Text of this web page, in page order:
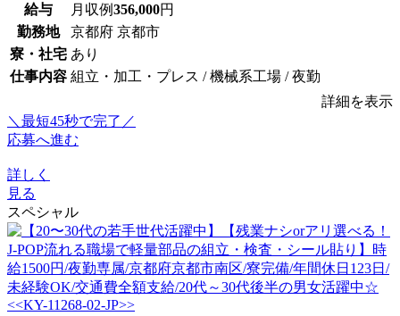
給与 月収例356,000円
勤務地
京都府 京都市
寮・社宅 あり
仕事内容 組立・加工・プレス / 機械系工場 / 夜勤
詳細を表示
＼最短45秒で完了／
応募へ進む
詳しく
見る
スペシャル